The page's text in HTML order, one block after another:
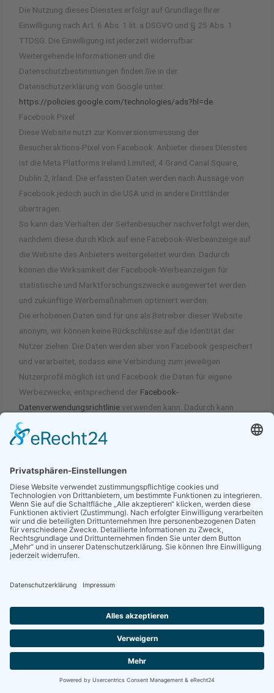
Die Nutzung dieses Dienstes erfolgt auf Grundlage Ihrer
Einwilligung nach Art. 6 Abs. 1 lit. a DSGVO und § 25 Abs. 1
TTDSG. Die Einwilligung ist jederzeit widerrufbar.
Weitergehende Informationen und die
Datenschutzbestimmungen finden Sie in der
Datenschutzerklärung von Google unter:
https://policies.google.com/technologies/ads?hl=de
Facebook Pixel
Diese Website nutzt zur Konversionsmessung der
Besucheraktions-Pixel von Facebook. Anbieter dieses Dienstes
ist die Meta Platforms Ireland Limited, 4 Grand Canal Square,
Dublin 2, Irland. Die erfassten Daten werden nach Aussage von
Facebook jedoch auch in die USA und in andere Drittländer
übertragen.
So kann das Verhalten der Seitenbesucher nachverfolgt werden,
nachdem diese durch Klick auf eine Facebook-Werbeanzeige auf
die Website des Anbieters weitergeleitet wurden. Dadurch
können die Wirksamkeit der Facebook-Werbeanzeigen für
statistische und Marktforschungszwecke ausgewertet werden
und zukünftige Werbemaßnahmen optimiert werden.
Die erhobenen Daten sind für uns als Betreiber dieser Website
anonym, wir können keine Rückschlüsse auf die Identität der
Nutzer ziehen. Die Daten werden aber von Facebook gespeichert
und verarbeitet, sodass eine Verbindung zum jeweiligen
Nutzerprofil möglich ist und Facebook die Daten für eigene
Werbezwecke, entsprechend der Facebook-
Datenverwendungsrichtlinie verwenden kann. Dadurch kann
Facebook das Schalten von Werbeanzeigen auf Seiten von
Facebook sowie außerhalb von Facebook ermöglichen. Diese
beeinflusst werden.
Die Nutzung dieses Dienstes erfolgt auf Grundlage Ihrer
Einwilligung nach Art. 6 Abs. 1 lit. a DSGVO und § 25 Abs. 1
TTDSG. Die Einwilligung ist jederzeit widerrufbar.
Die Datenübertragung in die USA wird auf die
Standardvertragsklauseln der EU-Kommission gestützt. Details
finden Sie hier:
undhttps://de-de.facebook.com/help/566994660333381
Soweit mit Hilfe des hier beschriebenen Tools
personenbezogene Daten auf unserer Website erfasst und an
Facebook weitergeleitet werden, sind wir und die Meta Platforms
Ireland Limited, 4 Grand Canal Square, Grand Canal Harbour,
Dublin 2, Irland gemeinsam für diese Datenverarbeitung
verantwortlich (Art. 26 DSGVO). Die gemeinsame